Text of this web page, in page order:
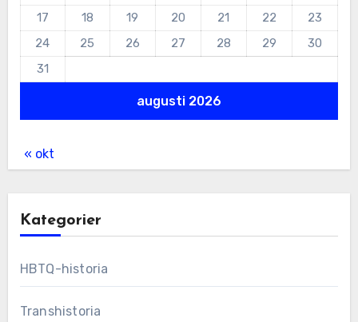
augusti 2026
17
18 19 20 21 22
23
24
25 26 27 28 29
30
31
« okt
Kategorier
HBTQ-historia
Transhistoria